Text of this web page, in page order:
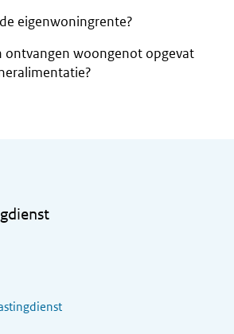
eigenwoningrente?
ontvangen woongenot opgevat